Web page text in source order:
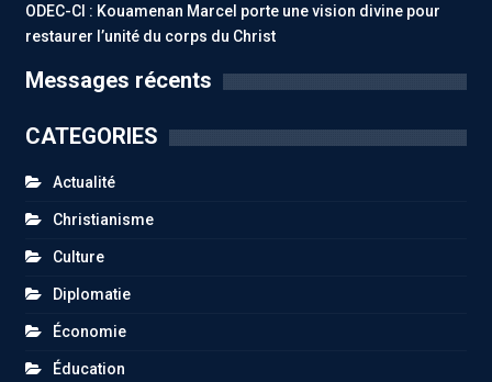
ODEC-CI : Kouamenan Marcel porte une vision divine pour
restaurer l’unité du corps du Christ
Messages récents
CATEGORIES
Actualité
Christianisme
Culture
Diplomatie
Économie
Éducation